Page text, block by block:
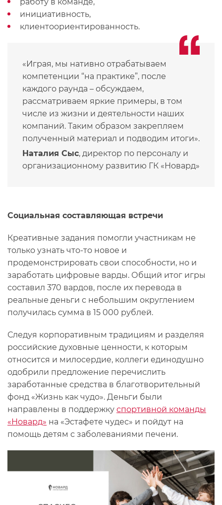
инициативность,
клиентоориентированность.
«Играя, мы нативно отрабатываем
компетенции “на практике”, после
каждого раунда – обсуждаем,
рассматриваем яркие примеры, в том
числе из жизни и деятельности наших
компаний. Таким образом закрепляем
полученный материал и подводим итоги».
Наталия Сыс, директор по персоналу и
организационному развитию ГК «Новард»
Социальная составляющая встречи
Креативные задания помогли участникам не
только узнать что-то новое и
продемонстрировать свои способности, но и
заработать цифровые варды. Общий итог игры
составил 370 вардов, после их перевода в
реальные деньги с небольшим округлением
получилась сумма в 15 000 рублей.
Следуя корпоративным традициям и разделяя
российские духовные ценности, к которым
относится и милосердие, коллеги единодушно
одобрили предложение перечислить
заработанные средства в благотворительный
фонд «Жизнь как чудо». Деньги были
направлены в поддержку спортивной команды
«Новард» на «Эстафете чудес» и пойдут на
помощь детям с заболеваниями печени.